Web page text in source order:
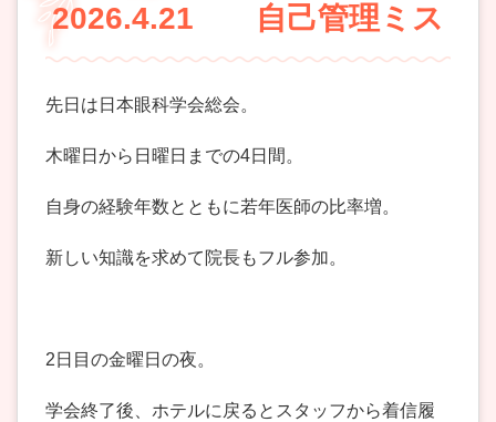
2026.4.21 自己管理ミス
先日は日本眼科学会総会。
木曜日から日曜日までの4日間。
自身の経験年数とともに若年医師の比率増。
新しい知識を求めて院長もフル参加。
2日目の金曜日の夜。
学会終了後、ホテルに戻るとスタッフから着信履